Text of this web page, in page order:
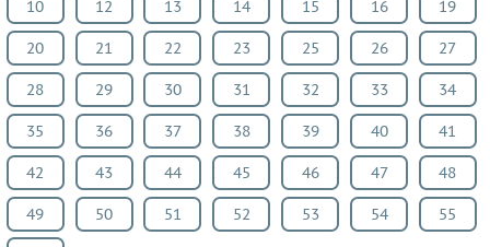
ИЗО
Литература
Обществознание
Экология
Технология
Естествознание
Испанский
язык
10 12 13 14 15 16 19
20 21 22 23 25 26 27
28 29 30 31 32 33 34
35 36 37 38 39 40 41
42 43 44 45 46 47 48
49 50 51 52 53 54 55